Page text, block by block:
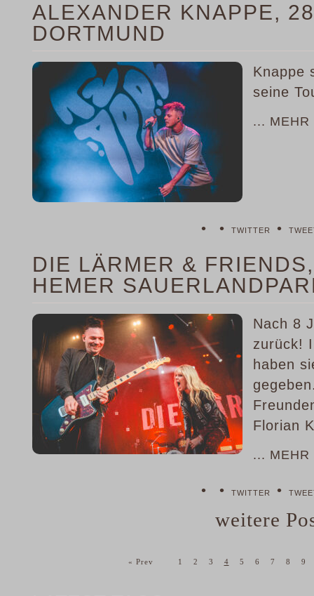
ALEXANDER KNAPPE,
DORTMUND
Knappe
seine
... MEHR
• • TWITTER •
DIE LÄRMER &
HEMER
Nach 8
zurück!
haben
Florian
... MEHR
• • TWITTER •
weitere
« Prev 1 2 3 4 5 6 7 8 9